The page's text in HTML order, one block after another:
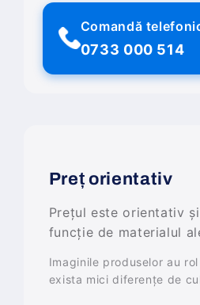
Comandă
0733 000 514
Preț orientativ
Prețul este orientativ
funcție de materialul
Imaginile produselor au
exista mici diferențe de